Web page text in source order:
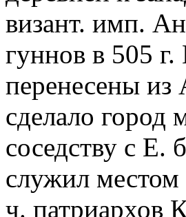
визант. имп.
гуннов в 505
перенесены
сделало город
соседству с Е.
служил местом
ч. патриархов